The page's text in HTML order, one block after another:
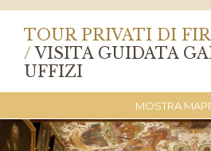
TOUR PRIVATI DI
/VISITA GUIDATA
UFFIZI
MOSTRA